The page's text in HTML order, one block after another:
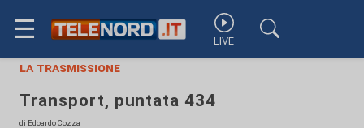
☰ LIVE
la trasmissione
Transport, puntata 434
di Edoardo Cozza